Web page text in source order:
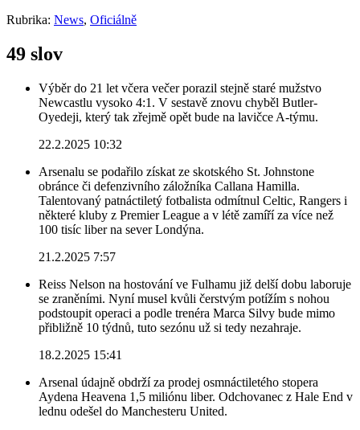
Rubrika: News, Oficiálně
49 slov
Výběr do 21 let včera večer porazil stejně staré mužstvo
Newcastlu vysoko 4:1. V sestavě znovu chyběl Butler-
Oyedeji, který tak zřejmě opět bude na lavičce A-týmu.
22.2.2025 10:32
Arsenalu se podařilo získat ze skotského St. Johnstone
obránce či defenzivního záložníka Callana Hamilla.
Talentovaný patnáctiletý fotbalista odmítnul Celtic, Rangers i
některé kluby z Premier League a v létě zamíří za více než
100 tisíc liber na sever Londýna.
21.2.2025 7:57
Reiss Nelson na hostování ve Fulhamu již delší dobu laboruje
se zraněními. Nyní musel kvůli čerstvým potížím s nohou
podstoupit operaci a podle trenéra Marca Silvy bude mimo
přibližně 10 týdnů, tuto sezónu už si tedy nezahraje.
18.2.2025 15:41
Arsenal údajně obdrží za prodej osmnáctiletého stopera
Aydena Heavena 1,5 miliónu liber. Odchovanec z Hale End v
lednu odešel do Manchesteru United.